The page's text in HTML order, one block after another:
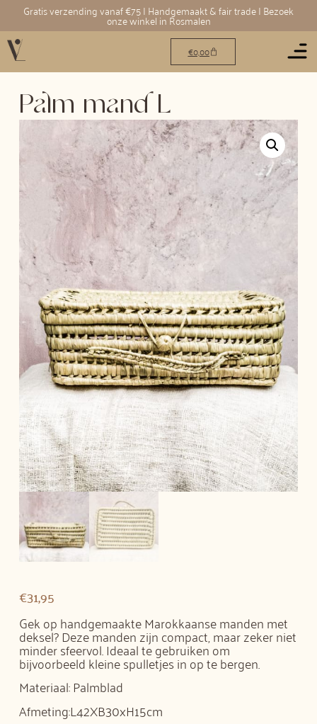
Gratis verzending vanaf €75 | Handgemaakt & fair trade | Bezoek
onze winkel in Rosmalen
€0,00
Palm mand L
€31,95
Gek op handgemaakte Marokkaanse manden met
deksel? Deze manden zijn compact, maar zeker niet
minder sfeervol. Ideaal te gebruiken om
bijvoorbeeld kleine spulletjes in op te bergen.
Materiaal: Palmblad
Afmeting:L42XB30xH15cm